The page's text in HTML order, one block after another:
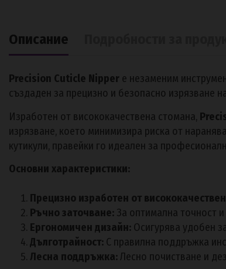
Описание
Precision Cuticle Nipper е незаменим
създаден за прецизно и безопасно изрязване
Изработен от висококачествена стомана,
изрязване, което минимизира риска от
кутикули, правейки го идеален за
Основни характеристики:
Прецизно изработен от
Ръчно заточване: За оптимална точност
Ергономичен дизайн: Осигурява удобен
Дълготрайност: С правилна поддръжка
Лесна поддръжка: Лесно почистване и